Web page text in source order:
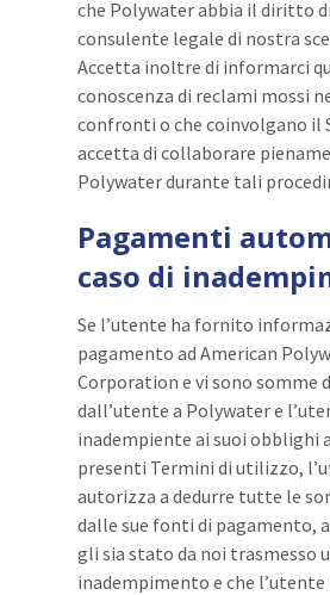
che Polywater abbia il diritto
consulente legale di nostra
Accetta inoltre di informarci
conoscenza di reclami mossi
confronti o che coinvolgano il
accetta di collaborare
Polywater durante tali
Pagamenti
caso di
Se l’utente ha fornito
pagamento ad American
Corporation e vi sono somme
dall’utente a Polywater e
inadempiente ai suoi obblighi
presenti Termini di utilizzo,
autorizza a dedurre tutte le
dalle sue fonti di pagamento,
gli sia stato da noi trasmesso
inadempimento e che l’utente